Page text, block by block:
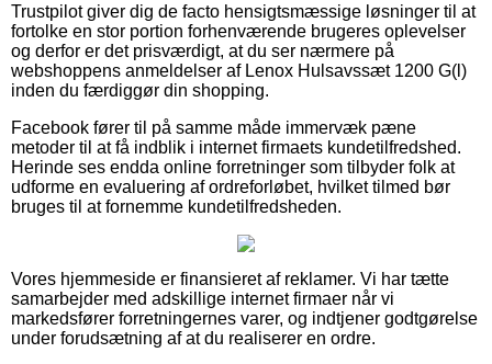
Trustpilot giver dig de facto hensigtsmæssige løsninger til at
fortolke en stor portion forhenværende brugeres oplevelser
og derfor er det prisværdigt, at du ser nærmere på
webshoppens anmeldelser af Lenox Hulsavssæt 1200 G(l)
inden du færdiggør din shopping.
Facebook fører til på samme måde immervæk pæne
metoder til at få indblik i internet firmaets kundetilfredshed.
Herinde ses endda online forretninger som tilbyder folk at
udforme en evaluering af ordreforløbet, hvilket tilmed bør
bruges til at fornemme kundetilfredsheden.
Vores hjemmeside er finansieret af reklamer. Vi har tætte
samarbejder med adskillige internet firmaer når vi
markedsfører forretningernes varer, og indtjener godtgørelse
under forudsætning af at du realiserer en ordre.